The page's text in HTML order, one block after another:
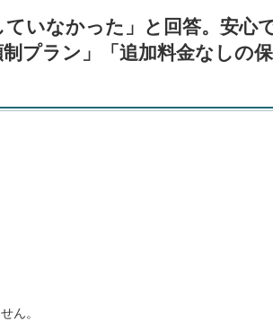
いなかった」と回答。安心
プラン」「追加料金なしの
ん。